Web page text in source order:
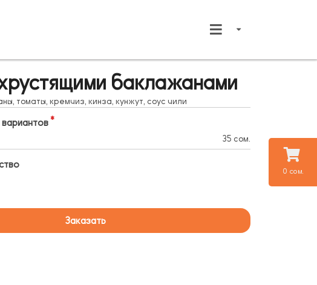
0 сом.
баклажанами
томаты, кремчиз, кинза, кунжут, соус чили
35 сом.
Заказать